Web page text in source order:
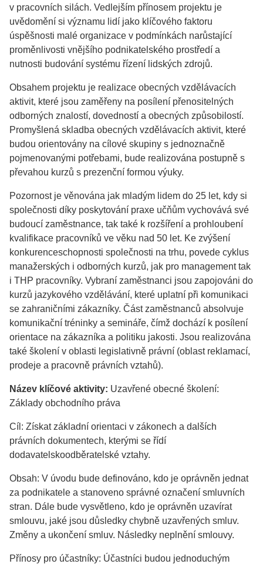
v pracovních silách. Vedlejším přínosem projektu je
uvědomění si významu lidí jako klíčového faktoru
úspěšnosti malé organizace v podmínkách narůstající
proměnlivosti vnějšího podnikatelského prostředí a
nutnosti budování systému řízení lidských zdrojů.
Obsahem projektu je realizace obecných vzdělávacích
aktivit, které jsou zaměřeny na posílení přenositelných
odborných znalostí, dovedností a obecných způsobilostí.
Promyšlená skladba obecných vzdělávacích aktivit, které
budou orientovány na cílové skupiny s jednoznačně
pojmenovanými potřebami, bude realizována postupně s
převahou kurzů s prezenční formou výuky.
Pozornost je věnována jak mladým lidem do 25 let, kdy si
společnosti díky poskytování praxe učňům vychovává své
budoucí zaměstnance, tak také k rozšíření a prohloubení
kvalifikace pracovníků ve věku nad 50 let. Ke zvýšení
konkurenceschopnosti společnosti na trhu, povede cyklus
manažerských i odborných kurzů, jak pro management tak
i THP pracovníky. Vybraní zaměstnanci jsou zapojováni do
kurzů jazykového vzdělávání, které uplatní při komunikaci
se zahraničními zákazníky. Část zaměstnanců absolvuje
komunikační tréninky a semináře, čímž dochází k posílení
orientace na zákazníka a politiku jakosti. Jsou realizována
také školení v oblasti legislativně právní (oblast reklamací,
prodeje a pracovně právních vztahů).
Název klíčové aktivity: Uzavřené obecné školení:
Základy obchodního práva
Cíl: Získat základní orientaci v zákonech a dalších
právních dokumentech, kterými se řídí
dodavatelskoodběratelské vztahy.
Obsah: V úvodu bude definováno, kdo je oprávněn jednat
za podnikatele a stanoveno správné označení smluvních
stran. Dále bude vysvětleno, kdo je oprávněn uzavírat
smlouvu, jaké jsou důsledky chybně uzavřených smluv.
Změny a ukončení smluv. Následky neplnění smlouvy.
Přínosy pro účastníky: Účastníci budou jednoduchým